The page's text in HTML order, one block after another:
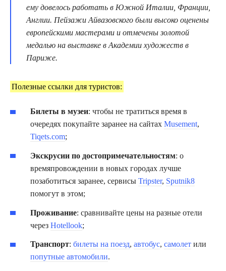
ему довелось работать в Южной Италии, Франции,
Англии. Пейзажи Айвазовского были высоко оценены
европейскими мастерами и отмечены золотой
медалью на выставке в Академии художеств в
Париже.
Полезные ссылки для туристов:
Билеты в музеи: чтобы не тратиться время в
очередях покупайте заранее на сайтах Musement,
Tiqets.com;
Экскрусии по достопримечательностям: о
времяпровождении в новых городах лучше
позаботиться заранее, сервисы Tripster, Sputnik8
помогут в этом;
Проживание: сравнивайте цены на разные отели
через Hotellook;
Транспорт: билеты на поезд, автобус, самолет или
попутные автомобили.